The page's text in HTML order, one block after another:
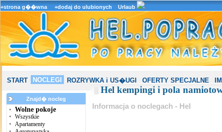
+strona g��wna +dodaj do ulubionych Urlaub
START NOCLEGI ROZRYWKA i US�UGI OFERTY SPECJALNE
Znajd� nocleg
Wolne pokoje
Wszystkie
Apartamenty
Hel kempingi i pola
Informacja o noclegach - Hel